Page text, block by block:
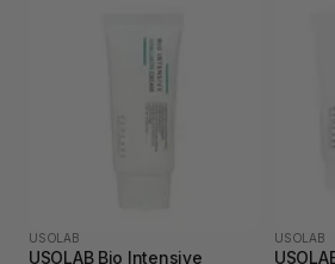
USOLAB
USOLAB Bio Intensive
USOLAB